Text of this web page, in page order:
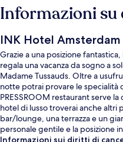
Informazioni
INK Hotel
Grazie a una posizione
regala una vacanza da sogno a
Madame Tussauds. Oltre a
notte potrai provare le specialità
PRESSROOM restaurant serve
hotel di lusso troverai anche altri
bar/lounge, una terrazza e un
personale gentile e la posizione
da Fermata Nieuwezijds Kolk,
Informazioni sui diritti di